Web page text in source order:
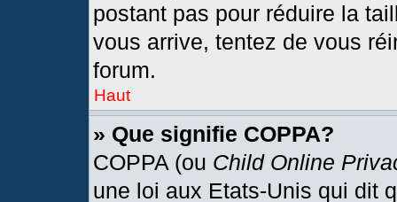
postant pas pour réduire la
vous arrive, tentez de vous
forum.
Haut
» Que signifie COPPA?
COPPA (ou Child Online
une loi aux Etats-Unis qui dit